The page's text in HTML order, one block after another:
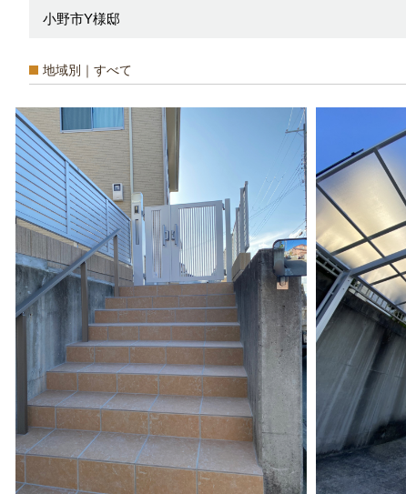
小野市Y様邸
地域別｜すべて